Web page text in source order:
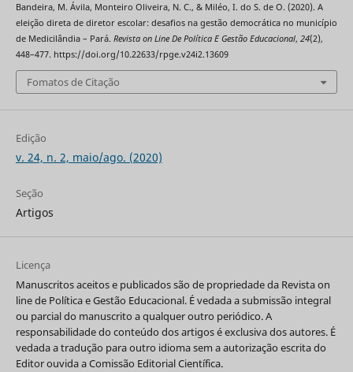
Bandeira, M. Ávila, Monteiro Oliveira, N. C., & Miléo, I. do S. de O. (2020). A
eleição direta de diretor escolar: desafios na gestão democrática no município
de Medicilândia – Pará. Revista on Line De Política E Gestão Educacional, 24(2),
448–477. https://doi.org/10.22633/rpge.v24i2.13609
Fomatos de Citação
Edição
v. 24, n. 2, maio/ago. (2020)
Seção
Artigos
Licença
Manuscritos aceitos e publicados são de propriedade da Revista on
line de Política e Gestão Educacional. É vedada a submissão integral
ou parcial do manuscrito a qualquer outro periódico. A
responsabilidade do conteúdo dos artigos é exclusiva dos autores. É
vedada a tradução para outro idioma sem a autorização escrita do
Editor ouvida a Comissão Editorial Científica.